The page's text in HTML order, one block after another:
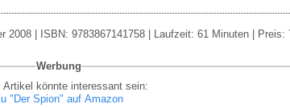
2008 | ISBN: 9783867141758 | Laufzeit: 61 Minuten | Preis:
Werbung
Artikel könnte interessant sein:
"Der Spion" auf Amazon